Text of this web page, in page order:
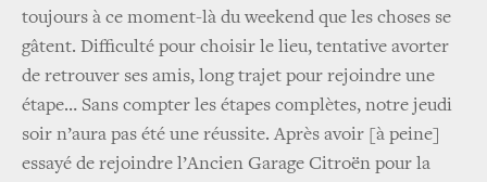
toujours à ce moment-là du weekend que les choses se
gâtent. Difficulté pour choisir le lieu, tentative avorter
de retrouver ses amis, long trajet pour rejoindre une
étape… Sans compter les étapes complètes, notre jeudi
soir n’aura pas été une réussite. Après avoir [à peine]
essayé de rejoindre l’Ancien Garage Citroën pour la